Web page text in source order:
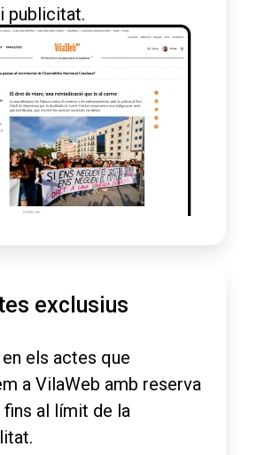
publicitat.
exclusius
els actes que
a VilaWeb amb reserva
fins al límit de la